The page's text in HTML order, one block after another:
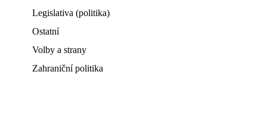
Legislativa (politika)
Ostatní
Volby a strany
Zahraniční politika